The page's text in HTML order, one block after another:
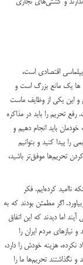
اقتصادی است،
ها یک مانع بزرگ است و
و این یکی از وظایف ماست
تحریم را باید در مذاکره
باید انجام دهیم و
پیدا کنید و بتوانیم
تحریم‌ها موفق‌تر باشید،
ناامید کرده‌ایم. فکر
اگر مطمئن بودند که به
اما دیدند که این اتفاق
نیازهای مردم ایران را
نکرده، هزینه خودش را دارد،
نگذاشتند تحریم‌ها ما را